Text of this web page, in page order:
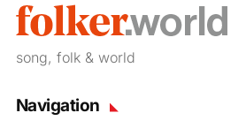
song, folk & world
Navigation